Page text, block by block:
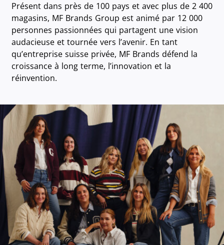
Présent dans près de 100 pays et avec plus de 2 400
magasins, MF Brands Group est animé par 12 000
personnes passionnées qui partagent une vision
audacieuse et tournée vers l’avenir. En tant
qu’entreprise suisse privée, MF Brands défend la
croissance à long terme, l’innovation et la
réinvention.